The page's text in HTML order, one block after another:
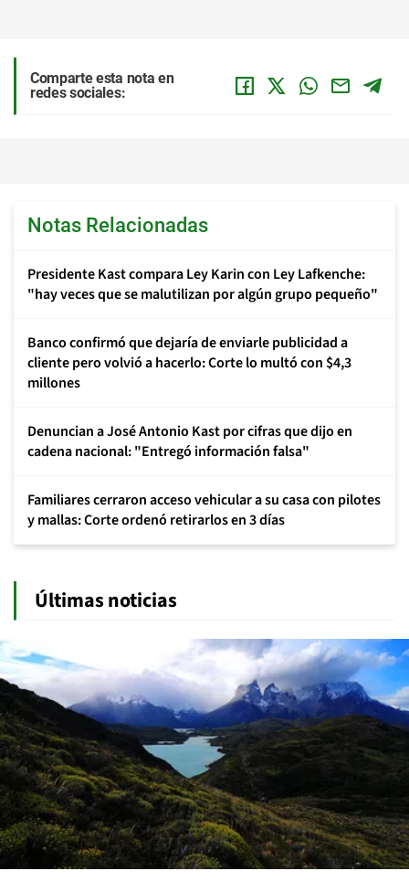
Comparte esta nota en
redes sociales:
Notas Relacionadas
Presidente Kast compara Ley Karin con Ley Lafkenche:
"hay veces que se malutilizan por algún grupo pequeño"
Banco confirmó que dejaría de enviarle publicidad a
cliente pero volvió a hacerlo: Corte lo multó con $4,3
millones
Denuncian a José Antonio Kast por cifras que dijo en
cadena nacional: "Entregó información falsa"
Familiares cerraron acceso vehicular a su casa con pilotes
y mallas: Corte ordenó retirarlos en 3 días
Últimas noticias